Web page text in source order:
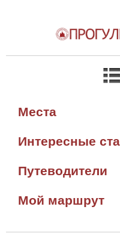
Места
Интересные
Путеводители
Мой маршрут